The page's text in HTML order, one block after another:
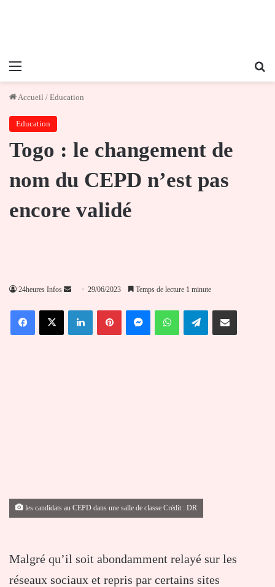
Menu
Accueil / Education
Education
Togo : le changement de
nom du CEPD n’est pas
encore validé
24heures Infos
Envoyer
courriel
29/06/2023 Temps de lecture 1 minute
FacebookX LinkedinPinterestMessengerWhatsAppTelegramPartager par email
les candidats au CEPD dans une salle de classe Crédit : DR
Malgré qu’il soit abondamment relayé sur les
réseaux sociaux et repris par certains sites